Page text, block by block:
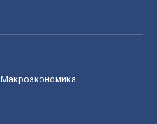
Mакроэкономика